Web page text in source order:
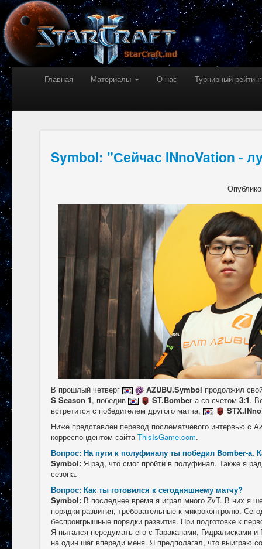
Главная Материалы О нас Турнирный рейтинг
Symbol: "Сейчас INnoVation -
В прошлый четверг AZUBU.Symbol продолжил
S Season 1, победив ST.Bomber-а со счетом 3:1.
встретится с победителем другого матча,
Ниже представлен перевод послематчевого интервью с
корреспондентом сайтаThisIsGame.com.
Вопрос: На пути к полуфиналу ты победил Bomber-а.
Symbol: Я рад, что смог пройти в полуфинал. Также я
сезона.
Вопрос: Как ты готовился к сегодняшнему матчу?
Symbol: В последнее время я играл много ZvT. В них я
порядки развития, требовательные к микроконтролю.
беспроигрышные порядки развития. При подготовке к
Я пытался передумать его с Тараканами, Гидралисками и
на один шаг впереди меня. Я предполагал, что выиграю